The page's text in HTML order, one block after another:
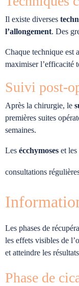
Il existe diverses
l’allongement. Des
Chaque technique est
maximiser l’efficacité
Suivi post-
Après la chirurgie, le
premières suites
semaines.
Les écchymoses et
consultations
Les phases de
les effets visibles de
et atteindre les
Phase de